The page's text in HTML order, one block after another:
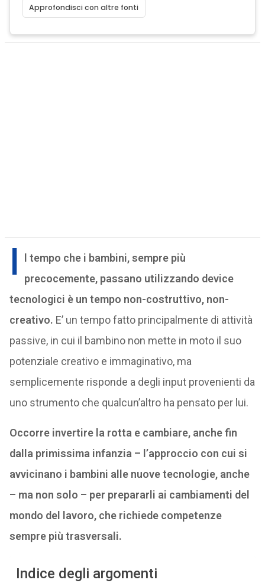
Approfondisci con altre fonti
I
l tempo che i bambini, sempre più
precocemente, passano utilizzando device
tecnologici è un tempo non-costruttivo, non-
creativo. E’ un tempo fatto principalmente di attività
passive, in cui il bambino non mette in moto il suo
potenziale creativo e immaginativo, ma
semplicemente risponde a degli input provenienti da
uno strumento che qualcun’altro ha pensato per lui.
Occorre invertire la rotta e cambiare, anche fin
dalla primissima infanzia – l’approccio con cui si
avvicinano i bambini alle nuove tecnologie, anche
– ma non solo – per prepararli ai cambiamenti del
mondo del lavoro, che richiede competenze
sempre più trasversali.
Indice degli argomenti